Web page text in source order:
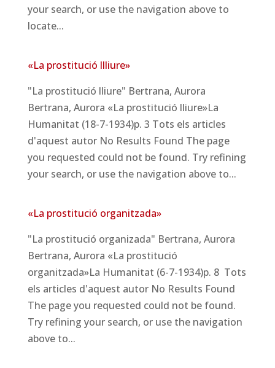
your search, or use the navigation above to
locate...
«La prostitució llliure»
"La prostitució lliure" Bertrana, Aurora
Bertrana, Aurora «La prostitució lliure»La
Humanitat (18-7-1934)p. 3 Tots els articles
d'aquest autor No Results Found The page
you requested could not be found. Try refining
your search, or use the navigation above to...
«La prostitució organitzada»
"La prostitució organizada" Bertrana, Aurora
Bertrana, Aurora «La prostitució
organitzada»La Humanitat (6-7-1934)p. 8 Tots
els articles d'aquest autor No Results Found
The page you requested could not be found.
Try refining your search, or use the navigation
above to...